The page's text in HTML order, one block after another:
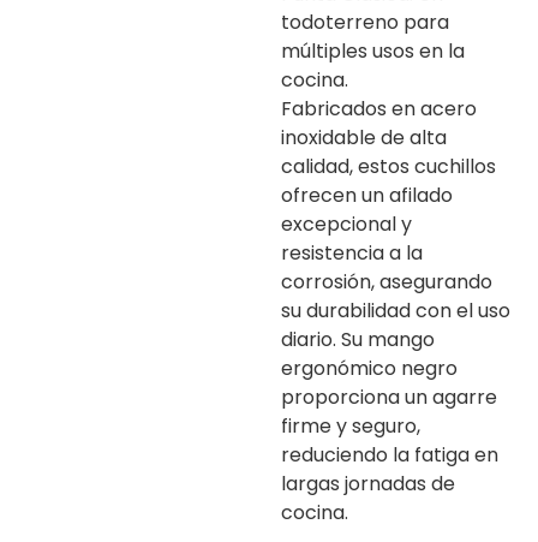
todoterreno para
múltiples usos en la
cocina.
Fabricados en acero
inoxidable de alta
calidad, estos cuchillos
ofrecen un afilado
excepcional y
resistencia a la
corrosión, asegurando
su durabilidad con el uso
diario. Su mango
ergonómico negro
proporciona un agarre
firme y seguro,
reduciendo la fatiga en
largas jornadas de
cocina.